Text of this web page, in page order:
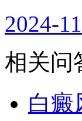
2024-
相关问
白癜